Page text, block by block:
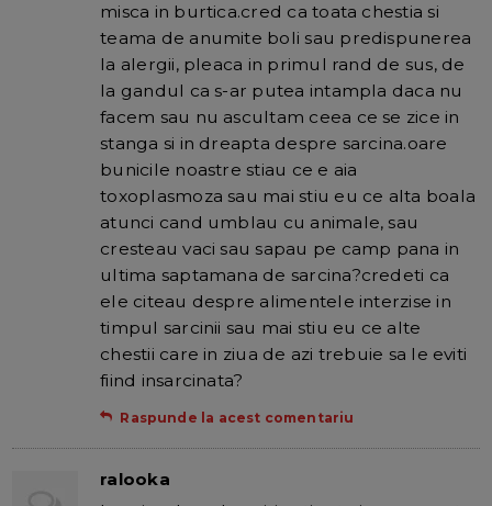
misca in burtica.cred ca toata chestia si
teama de anumite boli sau predispunerea
la alergii, pleaca in primul rand de sus, de
la gandul ca s-ar putea intampla daca nu
facem sau nu ascultam ceea ce se zice in
stanga si in dreapta despre sarcina.oare
bunicile noastre stiau ce e aia
toxoplasmoza sau mai stiu eu ce alta boala
atunci cand umblau cu animale, sau
cresteau vaci sau sapau pe camp pana in
ultima saptamana de sarcina?credeti ca
ele citeau despre alimentele interzise in
timpul sarcinii sau mai stiu eu ce alte
chestii care in ziua de azi trebuie sa le eviti
fiind insarcinata?
Raspunde la acest comentariu
ralooka